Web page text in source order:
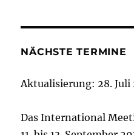
NÄCHSTE TERMINE
Aktualisierung: 28. Juli
Das International